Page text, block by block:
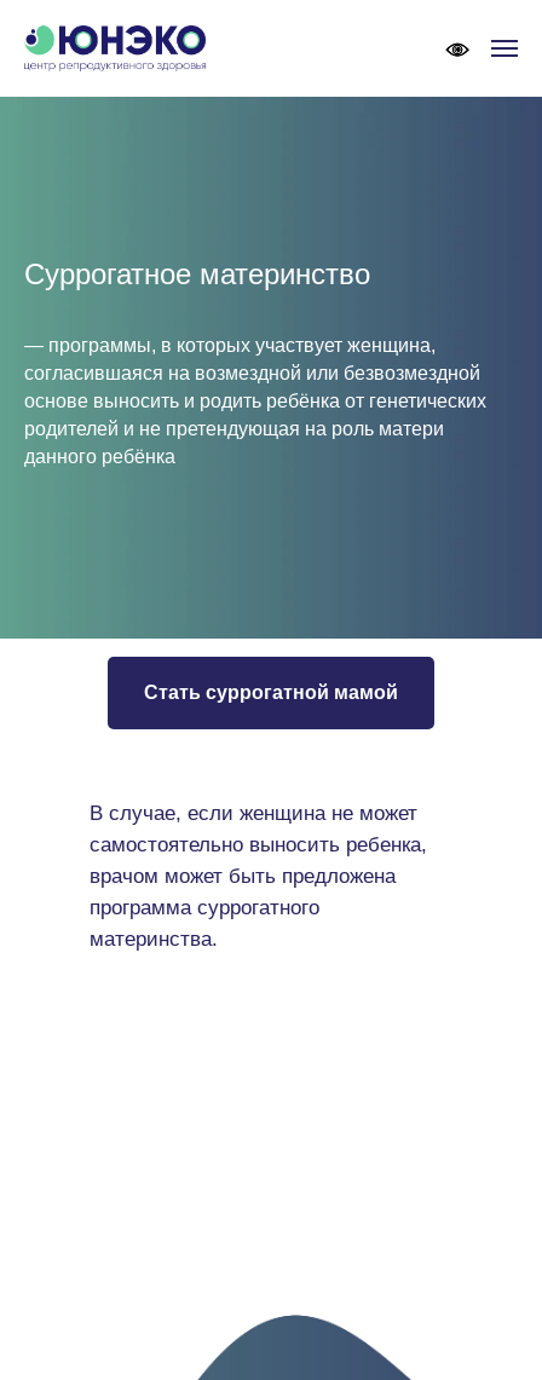
Суррогатное материнство
— программы, в которых участвует женщина,
согласившаяся на возмездной или безвозмездной
основе выносить и родить ребёнка от генетических
родителей и не претендующая на роль матери
данного ребёнка
Стать суррогатной мамой
В случае, если женщина не может
самостоятельно выносить ребенка,
врачом может быть предложена
программа суррогатного
материнства.